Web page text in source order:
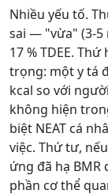
Nhiều yếu tố.
sai — "vừa" (3-5
17 % TDEE.
trọng: một y tá
kcal so với
không hiện
biệt NEAT cá
việc. Thứ tư,
ứng đã hạ
phần cơ thể